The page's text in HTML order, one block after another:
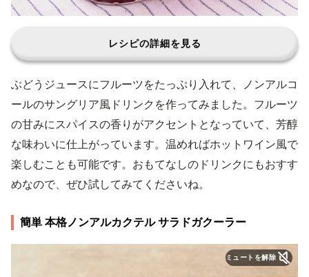
レシピの詳細を見る
ぶどうジュースにフルーツをたっぷり入れて、ノンアルコ
ールのサングリア風ドリンクを作ってみました。フルーツ
の甘みにスパイスの香りがアクセントとなっていて、芳醇
な味わいに仕上がっています。温めればホットワイン風で
楽しむことも可能です。おもてなしのドリンクにもおすす
めなので、ぜひ試してみてくださいね。
簡単 本格ノンアルカクテル サラドガクーラー
ミュートを解除